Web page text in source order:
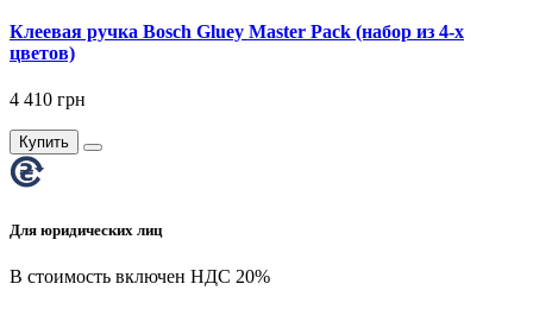
Клеевая ручка Bosch Gluey Master Pack (набор из 4-х
цветов)
4 410 грн
Купить
Для юридических лиц
В стоимость включен НДС 20%